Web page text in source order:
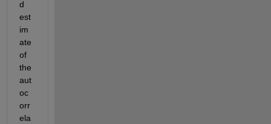
d
est
im
ate
of
the
aut
oc
orr
ela